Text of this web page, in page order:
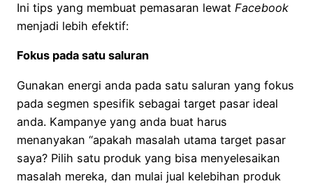
Ini tips yang membuat pemasaran lewat Facebook
menjadi lebih efektif:
Fokus pada satu saluran
Gunakan energi anda pada satu saluran yang fokus
pada segmen spesifik sebagai target pasar ideal
anda. Kampanye yang anda buat harus
menanyakan “apakah masalah utama target pasar
saya? Pilih satu produk yang bisa menyelesaikan
masalah mereka, dan mulai jual kelebihan produk